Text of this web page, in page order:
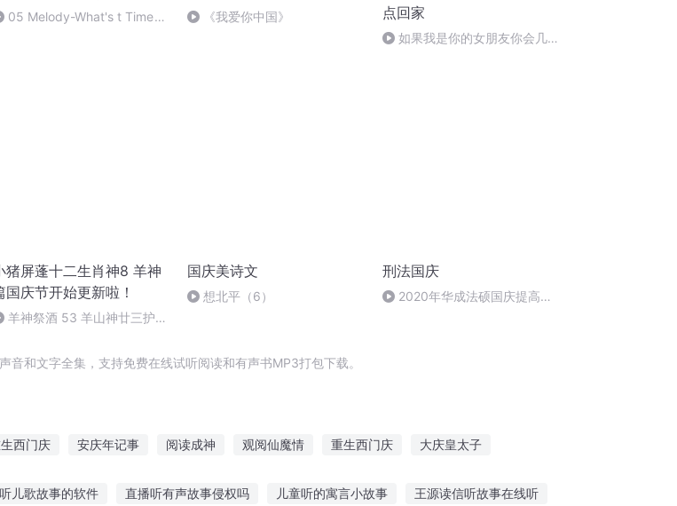
05 Melody-What's t Time
《我爱你中国》
点回家
如果我是你的女朋友你会几点
猪屏蓬十二生肖神8 羊神
国庆节开始更新啦！
羊神祭酒 53 羊山神廿三护祭
国庆美诗文
想北平（6）
刑法国庆
2020年华成法硕国庆提高班
和文字全集，支持免费在线试听阅读和有声书MP3打包下载。
西门庆 安庆年记事 阅读成神 观阅仙魔情 重生西门庆 大庆皇太子
儿歌故事的软件 直播听有声故事侵权吗 儿童听的寓言小故事 王源读信听故事在线听